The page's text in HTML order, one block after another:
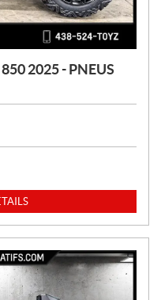
2025 - PNEUS